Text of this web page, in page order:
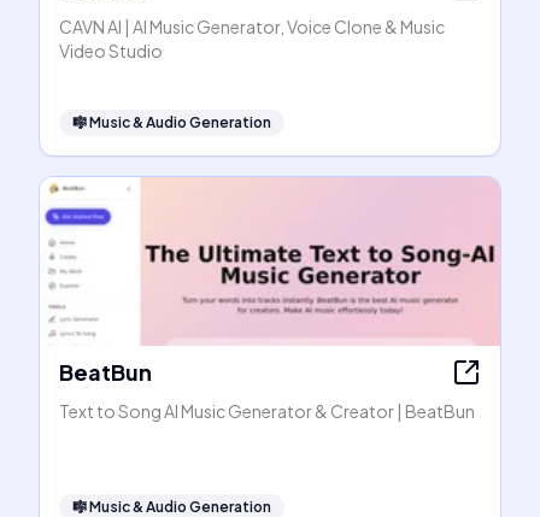
CAVN AI | AI Music Generator, Voice Clone & Music
Video Studio
🎼Music & Audio Generation
BeatBun
Text to Song AI Music Generator & Creator | BeatBun
🎼Music & Audio Generation